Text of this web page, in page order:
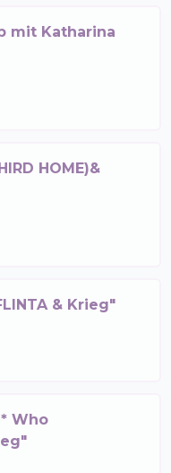
mit Katharina
HOME)&
& Krieg"
Who